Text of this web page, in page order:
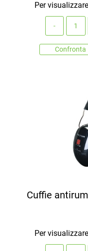
Per
Confronta
Cuffie
Per